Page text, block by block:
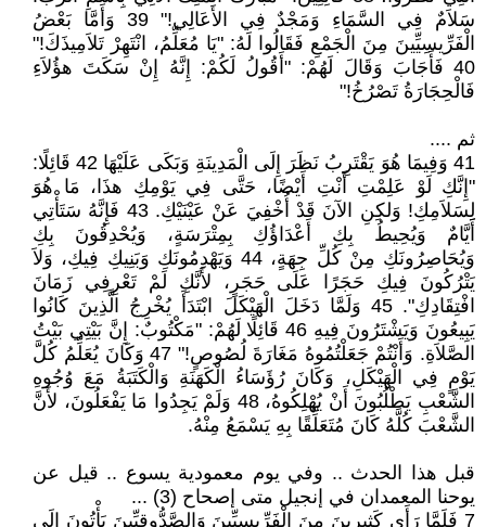
سَلاَمٌ فِي السَّمَاءِ وَمَجْدٌ فِي الأَعَالِي!" 39 وَأَمَّا بَعْضُ
الْفَرِّيسِيِّينَ مِنَ الْجَمْعِ فَقَالُوا لَهُ: "يَا مُعَلِّمُ، انْتَهِرْ تَلاَمِيذَكَ!"
40 فَأَجَابَ وَقَالَ لَهُمْ: "أَقُولُ لَكُمْ: إِنَّهُ إِنْ سَكَتَ هؤُلاَءِ
فَالْحِجَارَةُ تَصْرُخُ!"
ثم ....
41 وَفِيمَا هُوَ يَقْتَرِبُ نَظَرَ إِلَى الْمَدِينَةِ وَبَكَى عَلَيْهَا 42 قَائِلًا:
"إِنَّكِ لَوْ عَلِمْتِ أَنْتِ أَيْضًا، حَتَّى فِي يَوْمِكِ هذَا، مَا هُوَ
لِسَلاَمِكِ! وَلكِنِ الآنَ قَدْ أُخْفِيَ عَنْ عَيْنَيْكِ. 43 فَإِنَّهُ سَتَأْتِي
أَيَّامٌ وَيُحِيطُ بِكِ أَعْدَاؤُكِ بِمِتْرَسَةٍ، وَيُحْدِقُونَ بِكِ
وَيُحَاصِرُونَكِ مِنْ كُلِّ جِهَةٍ، 44 وَيَهْدِمُونَكِ وَبَنِيكِ فِيكِ، وَلاَ
يَتْرُكُونَ فِيكِ حَجَرًا عَلَى حَجَرٍ، لأَنَّكِ لَمْ تَعْرِفِي زَمَانَ
افْتِقَادِكِ". 45 وَلَمَّا دَخَلَ الْهَيْكَلَ ابْتَدَأَ يُخْرِجُ الَّذِينَ كَانُوا
يَبِيعُونَ وَيَشْتَرُونَ فِيهِ 46 قَائِلًا لَهُمْ: "مَكْتُوبٌ: إِنَّ بَيْتِي بَيْتُ
الصَّلاَةِ. وَأَنْتُمْ جَعَلْتُمُوهُ مَغَارَةَ لُصُوصٍ!" 47 وَكَانَ يُعَلِّمُ كُلَّ
يَوْمٍ فِي الْهَيْكَلِ، وَكَانَ رُؤَسَاءُ الْكَهَنَةِ وَالْكَتَبَةُ مَعَ وُجُوهِ
الشَّعْبِ يَطْلُبُونَ أَنْ يُهْلِكُوهُ، 48 وَلَمْ يَجِدُوا مَا يَفْعَلُونَ، لأَنَّ
الشَّعْبَ كُلَّهُ كَانَ مُتَعَلِّقًا بِهِ يَسْمَعُ مِنْهُ.
قبل هذا الحدث .. وفي يوم معمودية يسوع .. قيل عن
يوحنا المعمدان في إنجيل متى إصحاح (3) ...
7 فَلَمَّا رَأَى كَثِيرِينَ مِنَ الْفَرِّيسِيِّينَ وَالصَّدُّوقِيِّينَ يَأْتُونَ إِلَى